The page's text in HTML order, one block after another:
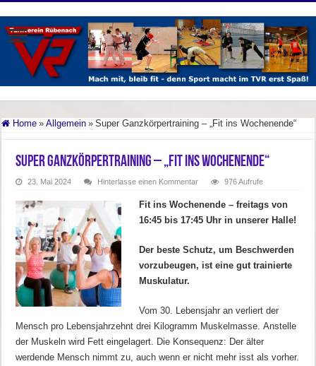
Home » Allgemein » Super Ganzkörpertraining – „Fit ins Wochenende“
Super Ganzkörpertraining – „Fit ins Wochenende“
23. Mai 2024 Hinterlasse einen Kommentar 976 Aufrufe
Fit ins Wochenende – freitags von
16:45 bis 17:45 Uhr in unserer Halle!
Der beste Schutz, um Beschwerden
vorzubeugen, ist eine gut trainierte
Muskulatur.
Vom 30. Lebensjahr an verliert der
Mensch pro Lebensjahrzehnt drei Kilogramm Muskelmasse. Anstelle
der Muskeln wird Fett eingelagert. Die Konsequenz: Der älter
werdende Mensch nimmt zu, auch wenn er nicht mehr isst als vorher.